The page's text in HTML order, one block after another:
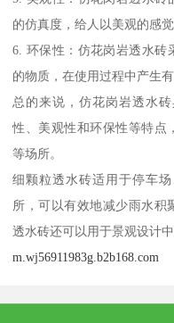
的仿真度，给人以美观的感觉
6. 环保性：仿花岗岩透水砖
的物质，在使用过程中产生
总的来说，仿花岗岩透水
性、美观性和环保性等特点
等场所。
细颗粒透水砖适用于停车
所，可以有效地减少雨水积
透水砖还可以用于景观设计
m.wj56911983g.b2b168.com